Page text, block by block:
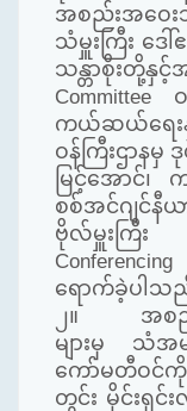
အစည်းအဝေ
သံမှူးကြီး ဒေ
သန္တာစိုးတို့
Committee
ကယ်ဆယ်ရေး
ဝန်ကြီးဌာနမှ
မြင့်အောင်၊
စစ်အင်ဂျင်နီ
ဗိုလ်မှူးကြီး
ရောက်ခဲ့ပါသ
၂။
အစ
များမှ သံအမ
ကော်မတီဝင်
တွင်း မိုင်းရှင်း